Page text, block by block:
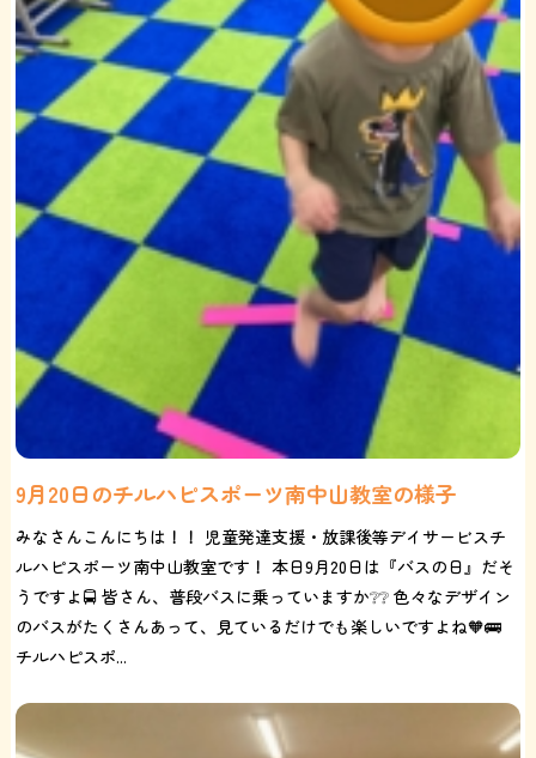
9月20日のチルハピスポーツ南中山教室の様子
みなさんこんにちは！！ 児童発達支援・放課後等デイサービスチ
ルハピスポーツ南中山教室です！ 本日9月20日は『バスの日』だそ
うですよ🚍 皆さん、普段バスに乗っていますか❔❔ 色々なデザイン
のバスがたくさんあって、見ているだけでも楽しいですよね🧡🚌
チルハピスポ...